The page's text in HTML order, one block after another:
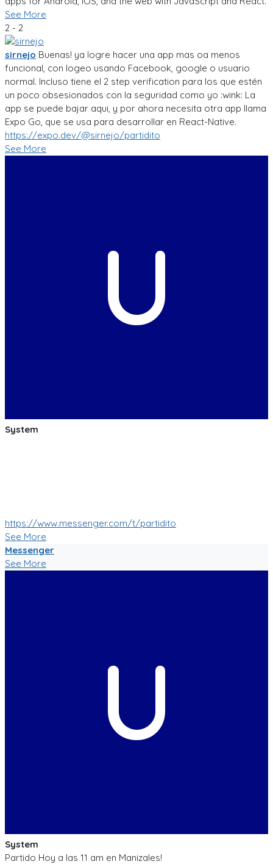
See More
2 - 2
sirnejo Buenas! ya logre hacer una app mas oa menos
funcional, con logeo usando Facebook, google o usuario
normal. Incluso tiene el 2 step verification para los que estén
un poco obsesionados con la seguridad como yo :wink: La
app se puede bajar aqui, y por ahora necesita otra app llama
Expo Go, que se usa para desarrollar en React-Native.
https://expo.dev/@sirnejo/partidito
See More
U
System
https://www.messenger.com/t/partidito
See More
Messenger
See More
U
System
Partido Hoy a las 11 am en Manizales!